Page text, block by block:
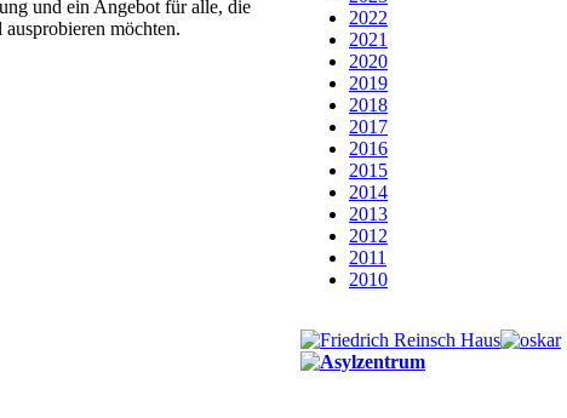
und ein Angebot für alle, die
möchten.
2022
2021
2020
2019
2018
2017
2016
2015
2014
2013
2012
2011
2010